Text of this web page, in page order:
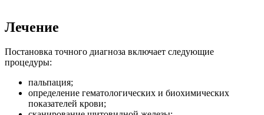
Лечение
Постановка точного диагноза включает следующие
процедуры:
пальпация;
определение гематологических и биохимических
показателей крови;